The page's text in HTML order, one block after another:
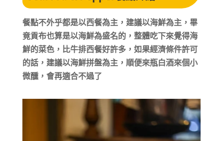
餐點不外乎都是以西餐為主，建議以海鮮為主，畢
竟貢布也算是以海鮮為盛名的，整體吃下來覺得海
鮮的菜色，比牛排西餐好許多，如果經濟條件許可
的話，建議以海鮮拼盤為主，順便來瓶白酒來個小
微醺，會再適合不過了